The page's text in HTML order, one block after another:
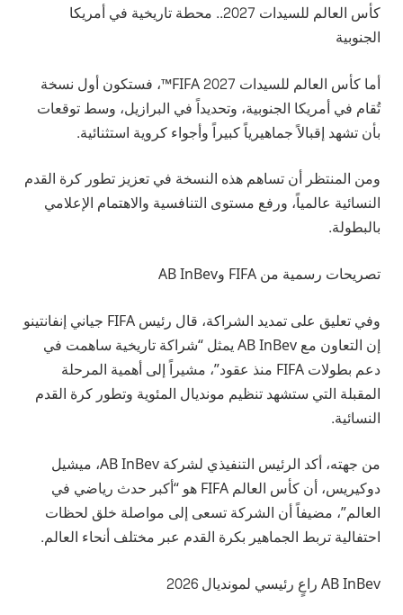
كأس العالم للسيدات 2027.. محطة تاريخية في أمريكا
الجنوبية
أما كأس العالم للسيدات FIFA 2027™، فستكون أول نسخة
تُقام في أمريكا الجنوبية، وتحديداً في البرازيل، وسط توقعات
بأن تشهد إقبالاً جماهيرياً كبيراً وأجواء كروية استثنائية.
ومن المنتظر أن تساهم هذه النسخة في تعزيز تطور كرة القدم
النسائية عالمياً، ورفع مستوى التنافسية والاهتمام الإعلامي
بالبطولة.
تصريحات رسمية من FIFA وAB InBev
وفي تعليق على تمديد الشراكة، قال رئيس FIFA جياني إنفانتينو
إن التعاون مع AB InBev يمثل “شراكة تاريخية ساهمت في
دعم بطولات FIFA منذ عقود”، مشيراً إلى أهمية المرحلة
المقبلة التي ستشهد تنظيم مونديال المئوية وتطور كرة القدم
النسائية.
من جهته، أكد الرئيس التنفيذي لشركة AB InBev، ميشيل
دوكيريس، أن كأس العالم FIFA هو “أكبر حدث رياضي في
العالم”، مضيفاً أن الشركة تسعى إلى مواصلة خلق لحظات
احتفالية تربط الجماهير بكرة القدم عبر مختلف أنحاء العالم.
AB InBev راعٍ رئيسي لمونديال 2026